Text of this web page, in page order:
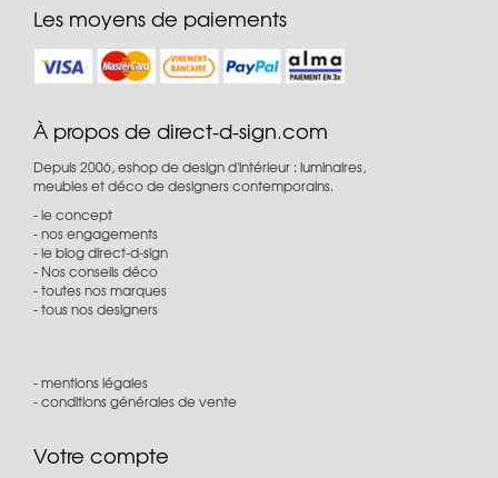
Les moyens de paiements
À propos de direct-d-sign.com
Depuis 2006, eshop de design d'intérieur : luminaires,
meubles et déco de designers contemporains.
le concept
nos engagements
le blog direct-d-sign
Nos conseils déco
toutes nos marques
tous nos designers
mentions légales
conditions générales de vente
Votre compte